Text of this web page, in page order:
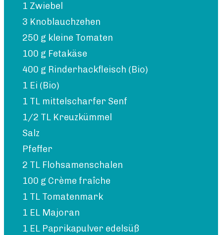
1 Zwiebel
3 Knoblauchzehen
250 g kleine Tomaten
100 g Fetakäse
400 g Rinderhackfleisch (Bio)
1 Ei (Bio)
1 TL mittelscharfer Senf
1/2 TL Kreuzkümmel
Salz
Pfeffer
2 TL Flohsamenschalen
100 g Crème fraîche
1 TL Tomatenmark
1 EL Majoran
1 EL Paprikapulver edelsüß